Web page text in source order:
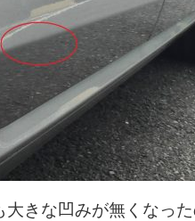
きな凹みが無くなった